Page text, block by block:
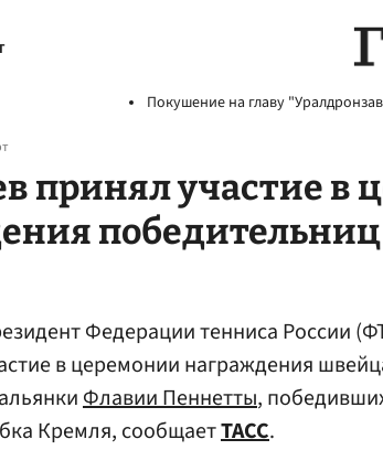
Покушение на главу
принял участие в
Федерации тенниса России
в церемонии награждения
Флавии Пеннетты,
Кремля, сообщаетТАСС.